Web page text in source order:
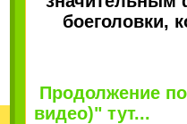
боеголовки,
Продолжение
видео)" тут...